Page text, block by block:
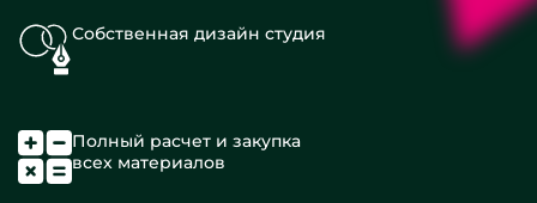
Собственная дизайн студия
Полный расчет и закупка
всех материалов